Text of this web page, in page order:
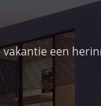
vakantie een